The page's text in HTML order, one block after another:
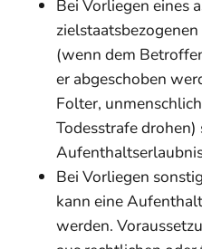
Bei Vorliegen eines
(wenn dem
er abgeschoben
Folter,
Todesstrafe drohen)
Bei Vorliegen
kann eine
werden.